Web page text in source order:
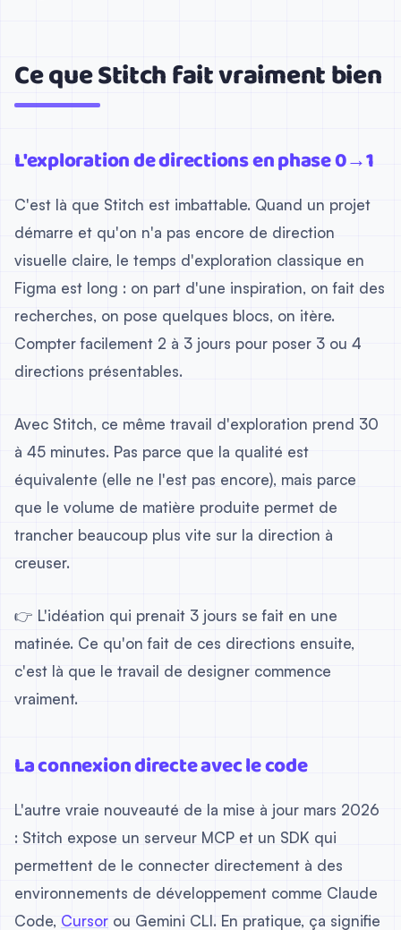
Ce que Stitch fait vraiment bien
L'exploration de directions en phase 0→1
C'est là que Stitch est imbattable. Quand un projet
démarre et qu'on n'a pas encore de direction
visuelle claire, le temps d'exploration classique en
Figma est long : on part d'une inspiration, on fait des
recherches, on pose quelques blocs, on itère.
Compter facilement 2 à 3 jours pour poser 3 ou 4
directions présentables.
Avec Stitch, ce même travail d'exploration prend 30
à 45 minutes. Pas parce que la qualité est
équivalente (elle ne l'est pas encore), mais parce
que le volume de matière produite permet de
trancher beaucoup plus vite sur la direction à
creuser.
👉 L'idéation qui prenait 3 jours se fait en une
matinée. Ce qu'on fait de ces directions ensuite,
c'est là que le travail de designer commence
vraiment.
La connexion directe avec le code
L'autre vraie nouveauté de la mise à jour mars 2026
: Stitch expose un serveur MCP et un SDK qui
permettent de le connecter directement à des
environnements de développement comme Claude
Code, Cursor ou Gemini CLI. En pratique, ça signifie